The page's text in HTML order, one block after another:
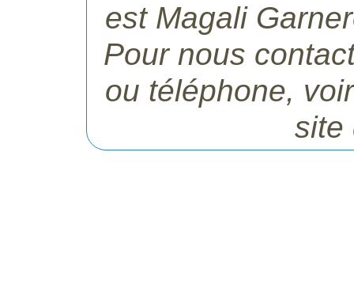
est Magali
Pour nous
ou téléphone,
site